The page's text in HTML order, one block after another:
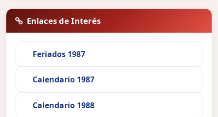
Enlaces de Interés
Feriados 1987
Calendario 1987
Calendario 1988